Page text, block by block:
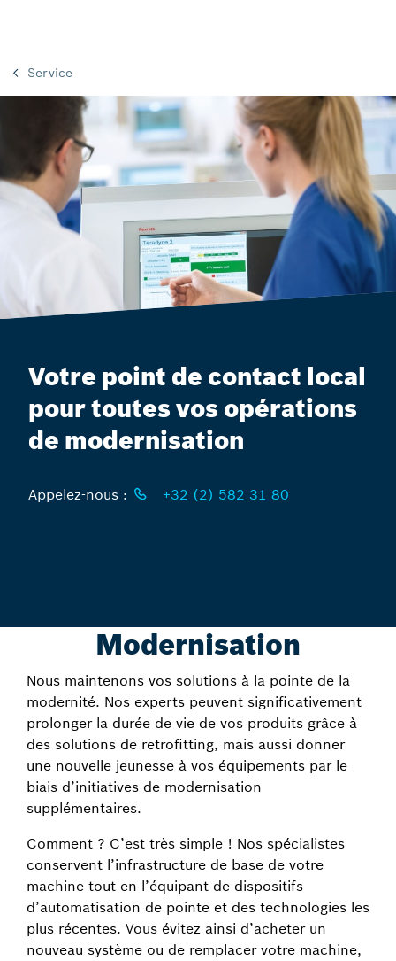
Service
Votre point de contact local
pour toutes vos opérations
de modernisation
Appelez-nous : +32 (2) 582 31 80
Modernisation
Nous maintenons vos solutions à la pointe de la
modernité. Nos experts peuvent significativement
prolonger la durée de vie de vos produits grâce à
des solutions de retrofitting, mais aussi donner
une nouvelle jeunesse à vos équipements par le
biais d’initiatives de modernisation
supplémentaires.
Comment ? C’est très simple ! Nos spécialistes
conservent l’infrastructure de base de votre
machine tout en l’équipant de dispositifs
d’automatisation de pointe et des technologies les
plus récentes. Vous évitez ainsi d’acheter un
nouveau système ou de remplacer votre machine,